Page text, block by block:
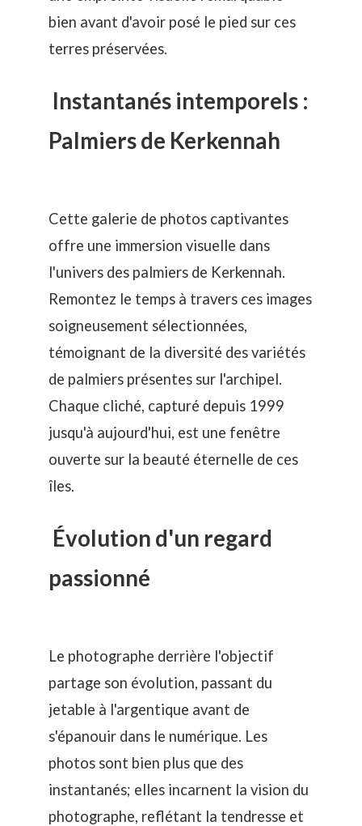
bien avant d'avoir posé le pied sur ces
terres préservées.
Instantanés intemporels :
Palmiers de Kerkennah
Cette galerie de photos captivantes
offre une immersion visuelle dans
l'univers des palmiers de Kerkennah.
Remontez le temps à travers ces images
soigneusement sélectionnées,
témoignant de la diversité des variétés
de palmiers présentes sur l'archipel.
Chaque cliché, capturé depuis 1999
jusqu'à aujourd'hui, est une fenêtre
ouverte sur la beauté éternelle de ces
îles.
Évolution d'un regard
passionné
Le photographe derrière l'objectif
partage son évolution, passant du
jetable à l'argentique avant de
s'épanouir dans le numérique. Les
photos sont bien plus que des
instantanés; elles incarnent la vision du
photographe, reflétant la tendresse et